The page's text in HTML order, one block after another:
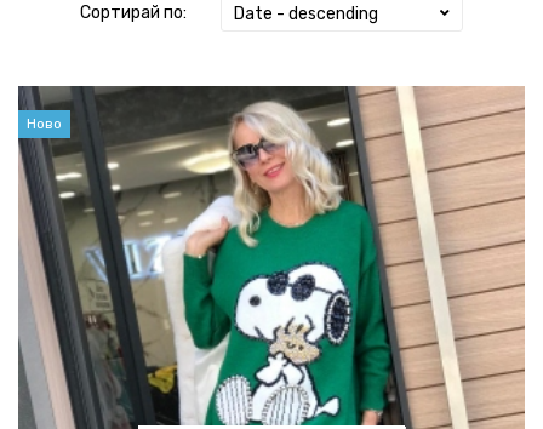
Сортирай по: Date - descending
Ново